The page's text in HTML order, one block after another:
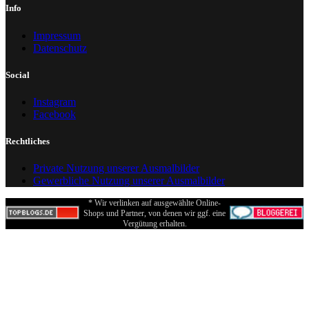
Info
Impressum
Datenschutz
Social
Instagram
Facebook
Rechtliches
Private Nutzung unserer Ausmalbilder
Gewerbliche Nutzung unserer Ausmalbilder
* Wir verlinken auf ausgewählte Online-
Shops und Partner, von denen wir ggf. eine
Vergütung erhalten.